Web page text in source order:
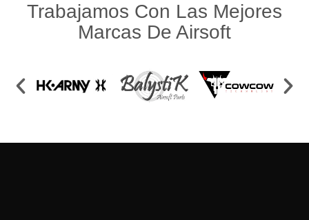
Trabajamos Con Las Mejores
Marcas De Airsoft